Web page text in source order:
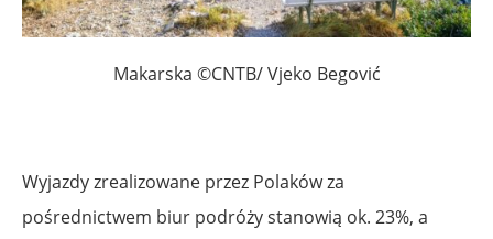
Makarska ©CNTB/ Vjeko Begović
Wyjazdy zrealizowane przez Polaków za
pośrednictwem biur podróży stanowią ok. 23%, a